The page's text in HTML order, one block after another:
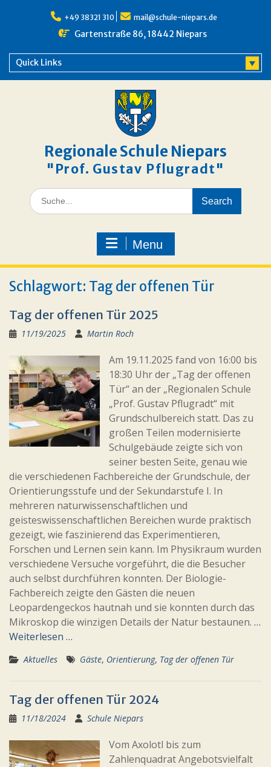
+49 38321 310 mail@schule-niepars.de
Gartenstraße 86, 18442 Niepars
Quick Links
Regionale Schule Niepars
"Prof. Gustav Pflugradt"
Search
for:
Menu
Schlagwort: Tag der offenen Tür
Tag der offenen Tür 2025
11/19/2025 Martin Roch
Am 19.11.2025 fand von 16:00 bis
18:30 Uhr der „Tag der offenen
Tür“ an der „Regionalen Schule
„Prof. Gustav Pflugradt“ mit
Grundschulbereich statt. Das zu
großen Teilen modernisierte
Schulgebäude zeigte sich von
seiner besten Seite, genau wie
die verschiedenen Fachbereiche der Grundschule, der
Orientierungsstufe und der Sekundarstufe I. In
mehreren naturwissenschaftlichen und
geisteswissenschaftlichen Bereichen wurde praktisch
gezeigt, wie faszinierend das Experimentieren,
Forschen und Lernen sein kann. Im Physikraum wurden
verschiedene Versuche vorgeführt, die die Besucher
auch selbst durchführen konnten. Der Biologie-
Fachbereich zeigte den Gästen die neuen
Leopardengeckos hautnah und sie konnten durch das
Mikroskop die winzigen Details der Natur bestaunen. …
Weiterlesen …
Aktuelles Gäste, Orientierung, Tag der offenen Tür
Tag der offenen Tür 2024
11/18/2024 Schule Niepars
Vom Axolotl bis zum
Zahlenquadrat Angebotsvielfalt